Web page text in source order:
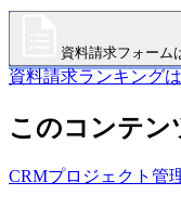
資料請求フォーム
資料請求ランキング
このコンテン
CRMプロジェクト管